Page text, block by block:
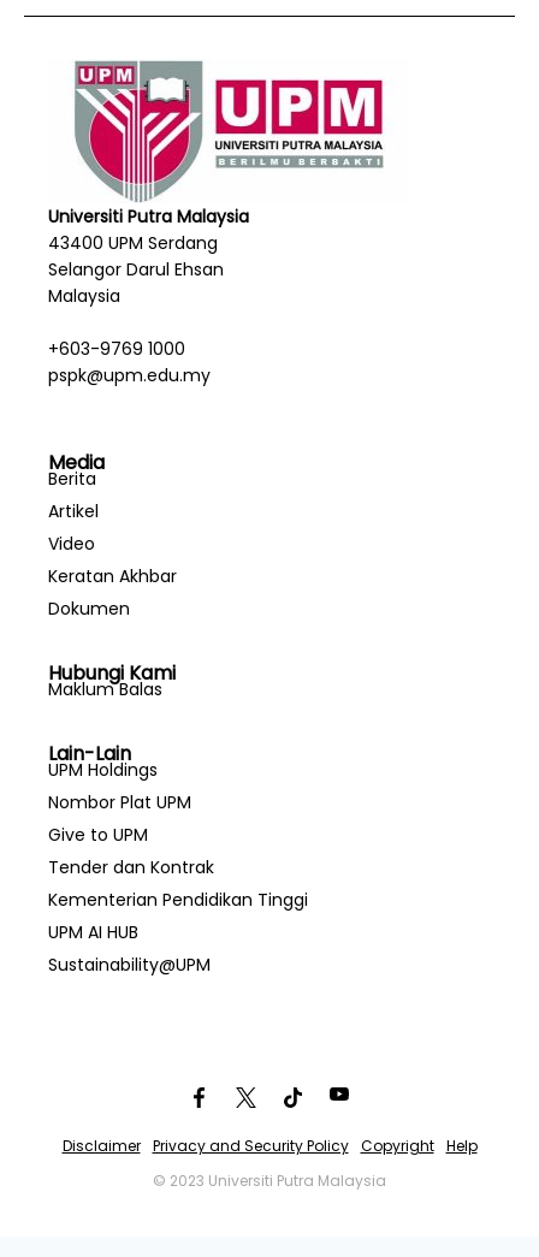
Universiti Putra Malaysia
43400 UPM Serdang
Selangor Darul Ehsan
Malaysia
+603-9769 1000
pspk@upm.edu.my
Media
Berita
Artikel
Video
Keratan Akhbar
Dokumen
Hubungi Kami
Maklum Balas
Lain-Lain
UPM Holdings
Nombor Plat UPM
Give to UPM
Tender dan Kontrak
Kementerian Pendidikan Tinggi
UPM AI HUB
Sustainability@UPM
Disclaimer Privacy and Security Policy Copyright
Help
© 2023 Universiti Putra Malaysia